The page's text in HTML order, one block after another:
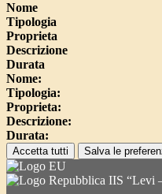
Nome
Tipologia
Proprieta
Descrizione
Durata
Nome:
Tipologia:
Proprieta:
Descrizione:
Durata:
Accetta tutti Salva le
IIS “Levi